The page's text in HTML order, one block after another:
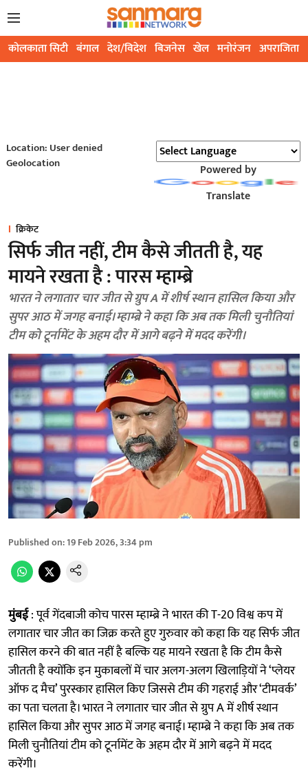
कोलकाता सिटी बंगाल देश/विदेश बिजनेस खेल मनोरंजन अपराजिता
Location: User denied
Geolocation
Powered by
Translate
क्रिकेट
सिर्फ जीत नहीं, टीम कैसे जीतती है, यह
मायने रखता है : पारस म्हाम्ब्रे
भारत ने लगातार चार जीत से ग्रुप A में शीर्ष स्थान हासिल किया और
सुपर आठ में जगह बनाई। म्हाम्ब्रे ने कहा कि अब तक मिली चुनौतियां
टीम को टूर्नामेंट के अहम दौर में आगे बढ़ने में मदद करेंगी।
Published on:19 Feb 2026, 3:34 pm
मुंबई: पूर्व गेंदबाजी कोच पारस म्हाम्ब्रे ने भारत की T-20 विश्व कप में
लगातार चार जीत का जिक्र करते हुए गुरुवार को कहा कि यह सिर्फ जीत
हासिल करने की बात नहीं है बल्कि यह मायने रखता है कि टीम कैसे
जीतती है क्योंकि इन मुकाबलों में चार अलग-अलग खिलाड़ियों ने ‘प्लेयर
ऑफ द मैच’ पुरस्कार हासिल किए जिससे टीम की गहराई और ‘टीमवर्क’
का पता चलता है। भारत ने लगातार चार जीत से ग्रुप A में शीर्ष स्थान
हासिल किया और सुपर आठ में जगह बनाई। म्हाम्ब्रे ने कहा कि अब तक
मिली चुनौतियां टीम को टूर्नामेंट के अहम दौर में आगे बढ़ने में मदद
करेंगी।